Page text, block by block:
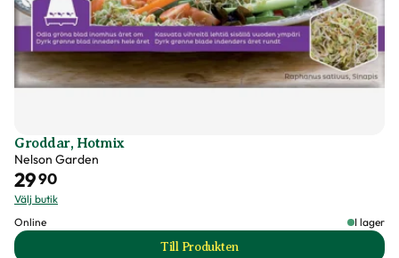
Groddar, Hotmix
Nelson Garden
2990
Välj butik
Online
I lager
Till Produkten
till Groddar, Hotmix produktsida